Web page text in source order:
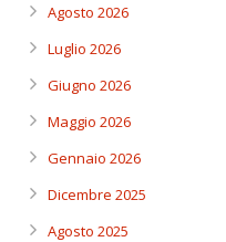
Agosto 2026
Luglio 2026
Giugno 2026
Maggio 2026
Gennaio 2026
Dicembre 2025
Agosto 2025